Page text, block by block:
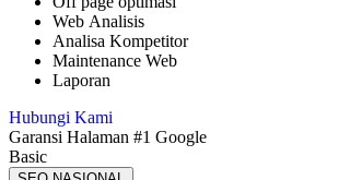
Web Analisis
Analisa Kompetitor
Maintenance Web
Laporan
Hubungi Kami
Garansi Halaman #1 Google
Basic